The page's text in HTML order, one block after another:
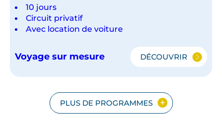
10 jours
Circuit privatif
Avec location de voiture
Voyage sur mesure DÉCOUVRIR
LA
SNAEFELLSNES
ET
LA
PLUS DE PROGRAMMES